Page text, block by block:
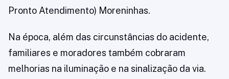
Pronto Atendimento) Moreninhas.
Na época, além das circunstâncias do acidente,
familiares e moradores também cobraram
melhorias na iluminação e na sinalização da via.